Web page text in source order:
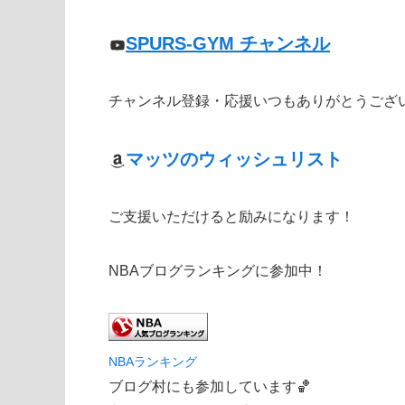
SPURS-GYM チャンネル
チャンネル登録・応援いつもありがとうござ
マッツのウィッシュリスト
ご支援いただけると励みになります！
NBAブログランキングに参加中！
NBAランキング
ブログ村にも参加しています🏀